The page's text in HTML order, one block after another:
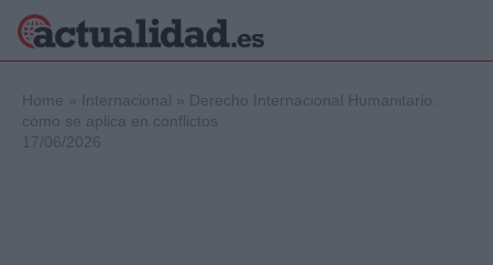
Home » Internacional » Derecho Internacional Humanitario:
cómo se aplica en conflictos
17/06/2026